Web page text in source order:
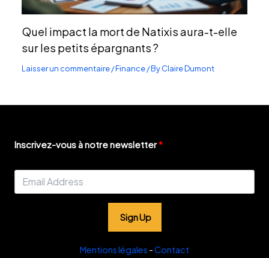
Quel impact la mort de Natixis aura-t-elle
sur les petits épargnants ?
Laisser un commentaire/Finance/ ByClaire Dumont
Inscrivez-vous à notre newsletter
Sign Up
Mentions légales -Contact